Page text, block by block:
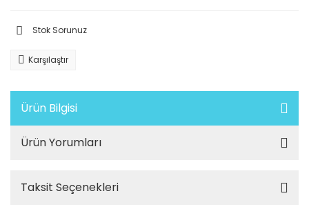
Stok Sorunuz
Karşılaştır
Ürün Bilgisi
Ürün Yorumları
Taksit Seçenekleri